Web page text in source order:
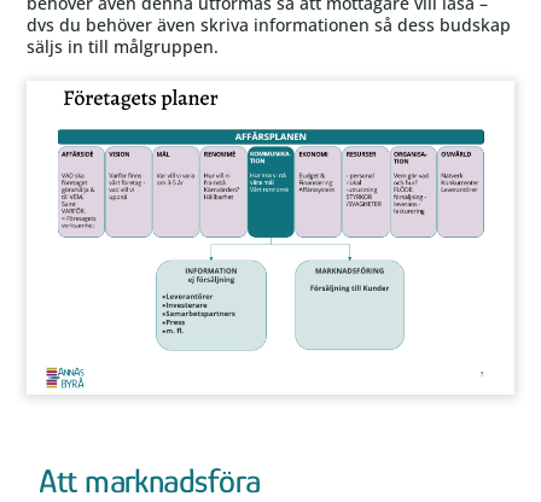
dvs du behöver även skriva informationen så dess budskap
säljs in till målgruppen.
Att marknadsföra